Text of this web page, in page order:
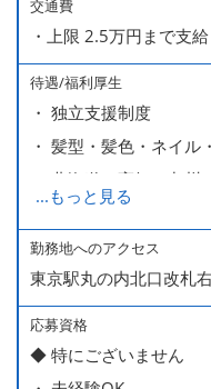
交通費
・上限 2.5万円まで支給
待遇/福利厚生
・ 独立支援制度
・ 髪型・髪色・ネイル
・ 北海道や高知、九州
ます
・ 無料の美味しい まか
...もっと見る
勤務地へのアクセス
東京駅丸の内北口改札
応募資格
◆ 特にございません